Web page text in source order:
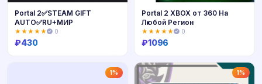
Portal 2✅STEAM GIFT
AUTO✅RU+МИР
★★★★★ 0
₽430
Portal 2 XBOX от 360 На
Любой Регион
★★★★★ 0
₽1096
1% 1%